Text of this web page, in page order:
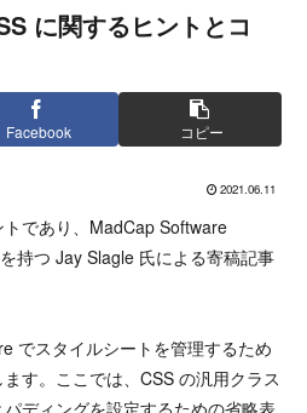
に関するヒントとコ
Facebook コピー
2021.06.11
であり、MadCap Software
持つ Jay Slagle 氏による寄稿記事
でスタイルシートを管理するため
す。ここでは、CSS の汎用クラス
ディングを設定するための省略表